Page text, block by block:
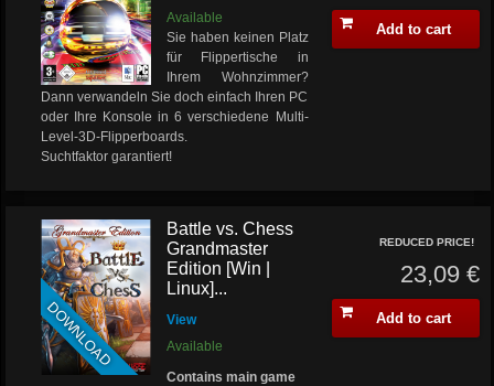
Available
Sie haben keinen Platz
für Flippertische in
Ihrem Wohnzimmer?
Dann verwandeln Sie doch einfach Ihren PC
oder Ihre Konsole in 6 verschiedene Multi-
Level-3D-Flipperboards.
Suchtfaktor garantiert!
Add to cart
DOWNLOAD
Battle vs. Chess
Grandmaster
Edition [Win |
Linux]...
View
Available
Contains main game
REDUCED PRICE!
23,09 €
Add to cart